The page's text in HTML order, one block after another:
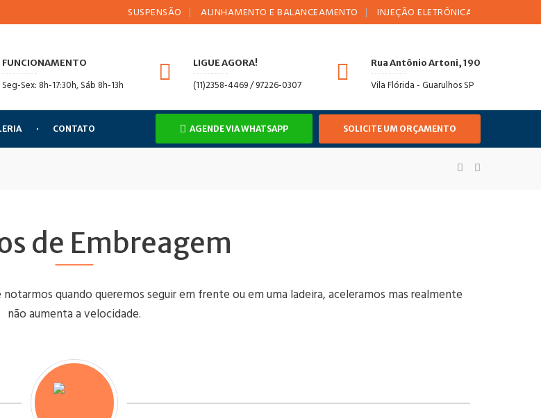
SUSPENSÃO ALINHAMENTO E BALANCEAMENTO INJEÇÃO ELETRÔNICA
FUNCIONAMENTO
Seg-Sex: 8h-17:30h, Sáb 8h-13h
LIGUE AGORA!
(11)2358-4469 / 97226-0307
Rua Antônio Artoni, 190
Vila Flórida - Guarulhos SP
CONTATO AGENDE VIA WHATSAPP SOLICITE UM ORÇAMENTO
de Embreagem
quando queremos seguir em frente ou em uma ladeira, aceleramos mas realmente
não aumenta a velocidade.